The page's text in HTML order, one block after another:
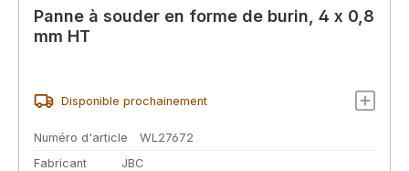
Panne à souder en forme de burin, 4 x 0,8
mm HT
Disponible prochainement
Numéro d'article
WL27672
Fabricant
JBC